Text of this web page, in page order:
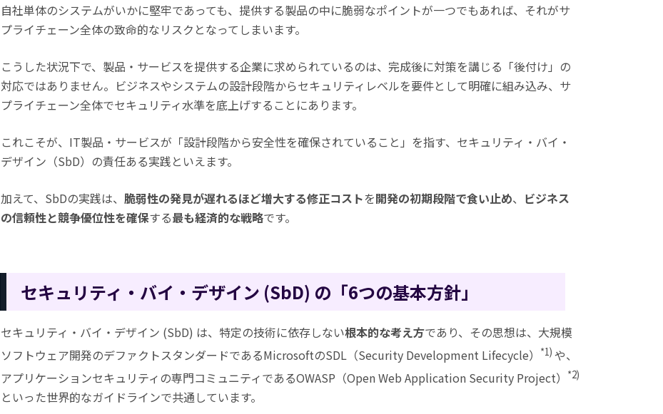
自社単体のシステムがいかに堅牢であっても、提供する製品の中に脆弱なポイントが一つでもあれば、それがサ
プライチェーン全体の致命的なリスクとなってしまいます。
こうした状況下で、製品・サービスを提供する企業に求められているのは、完成後に対策を講じる「後付け」の
対応ではありません。ビジネスやシステムの設計段階からセキュリティレベルを要件として明確に組み込み、サ
プライチェーン全体でセキュリティ水準を底上げすることにあります。
これこそが、IT製品・サービスが「設計段階から安全性を確保されていること」を指す、セキュリティ・バイ・
デザイン（SbD）の責任ある実践といえます。
加えて、SbDの実践は、 脆弱性の発見が遅れるほど増大する修正コストを開発の初期段階で食い止め、 ビジネス
の信頼性と競争優位性を確保する最も経済的な戦略です。
セキュリティ・バイ・デザイン (SbD) の「6つの基本方針」
セキュリティ・バイ・デザイン (SbD) は、特定の技術に依存しない根本的な考え方であり、その思想は、大規模
ソフトウェア開発のデファクトスタンダードであるMicrosoftのSDL（Security Development Lifecycle）
*1) や、
アプリケーションセキュリティの専門コミュニティであるOWASP（Open Web Application Security Project）
*2)
といった世界的なガイドラインで共通しています。